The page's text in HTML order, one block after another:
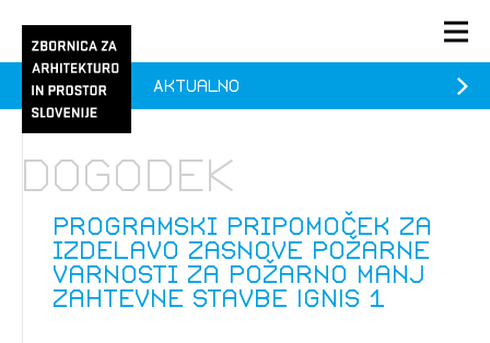
PRIJAVA
Članstvo
Praksa
1/1
Pozdravljeni
Prijavite se s svojim ZAPS uporabniškim imenom in geslom.
Programski pripomoček za
izdelavo zasnove požarne
varnosti za požarno manj
zahtevne stavbe IGNIS 1
Dogodek
Aktualno
1/1
prijava
1/2
Prijava na novičnik
Ostanite na tekočem z novicami in se naročite na